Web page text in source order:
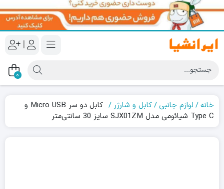
|
0
خانه لوازم جانبی کابل و شارژر
کابل دو سر Micro USB و
Type C شیائومی مدل SJX01ZM سایز 30 سانتی‌متر